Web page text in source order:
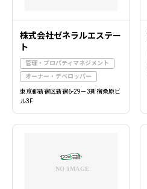
株式会社ゼネラルエステー
ト
管理・プロパティマネジメント
オーナー・デベロッパー
東京都新宿区新宿6-29－3新宿桑原ビ
ル3F